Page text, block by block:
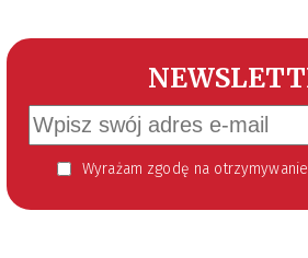
Wyrażam zgodę na otrzymywanie informacji handlowej kierowanej do mnie za pomocą środków komunikacji elektronicznej w szczególności poczty elektronicznej zgodnie z przepisem art. 10 ust 2 ustawy z dnia 18 lipca 2002 roku o świadczeniu usług drogą elektroniczną (Dz. U. 144 z 2002 r. poz. 1204). Zgoda jest dobrowolna, jednak jej